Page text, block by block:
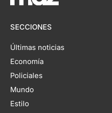
SECCIONES
Últimas noticias
Economía
Policiales
Mundo
Estilo